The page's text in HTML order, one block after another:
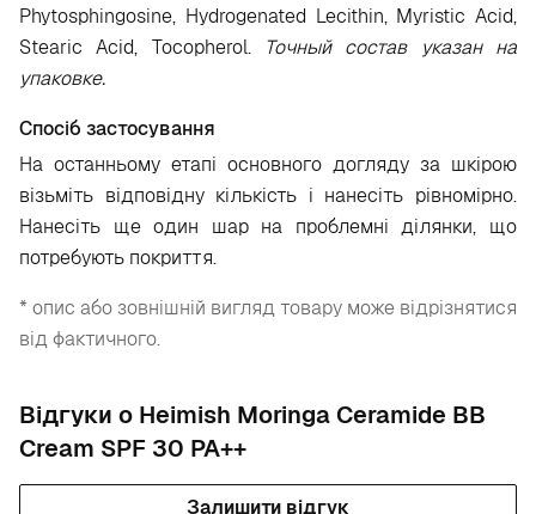
Phytosphingosine, Hydrogenated Lecithin, Myristic Acid,
Stearic Acid, Tocopherol. Точный состав указан на
упаковке.
Спосіб застосування
На останньому етапі основного догляду за шкірою
візьміть відповідну кількість і нанесіть рівномірно.
Нанесіть ще один шар на проблемні ділянки, що
потребують покриття.
* опис або зовнішній вигляд товару може відрізнятися
від фактичного.
Відгуки о Heimish Moringa Ceramide BB
Cream SPF 30 PA++
Залишити відгук